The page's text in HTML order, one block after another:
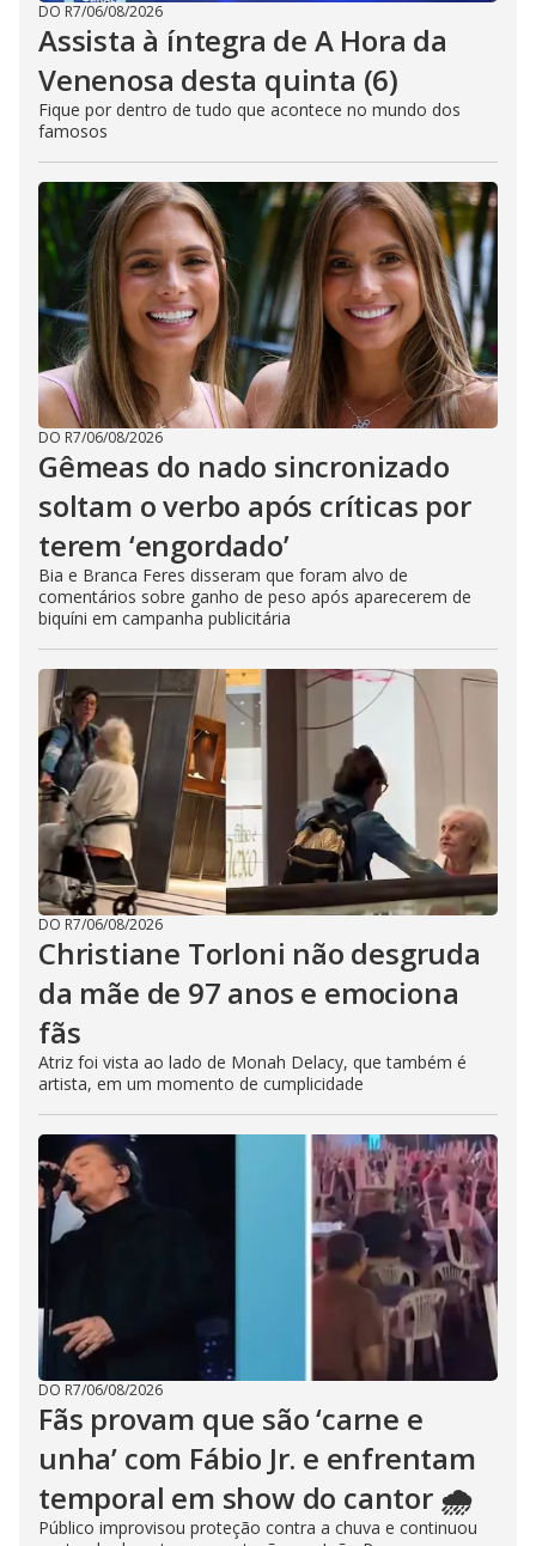
DO R7/06/08/2026
Assista à íntegra de A Hora da
Venenosa desta quinta (6)
Fique por dentro de tudo que acontece no mundo dos
famosos
DO R7/06/08/2026
Gêmeas do nado sincronizado
soltam o verbo após críticas por
terem ‘engordado’
Bia e Branca Feres disseram que foram alvo de
comentários sobre ganho de peso após aparecerem de
biquíni em campanha publicitária
DO R7/06/08/2026
Christiane Torloni não desgruda
da mãe de 97 anos e emociona
fãs
Atriz foi vista ao lado de Monah Delacy, que também é
artista, em um momento de cumplicidade
DO R7/06/08/2026
Fãs provam que são ‘carne e
unha’ com Fábio Jr. e enfrentam
temporal em show do cantor 🌧️
Público improvisou proteção contra a chuva e continuou